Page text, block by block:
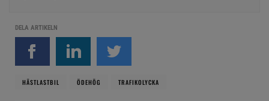
DELA ARTIKELN
HÄSTLASTBIL ÖDEHÖG TRAFIKOLYCKA